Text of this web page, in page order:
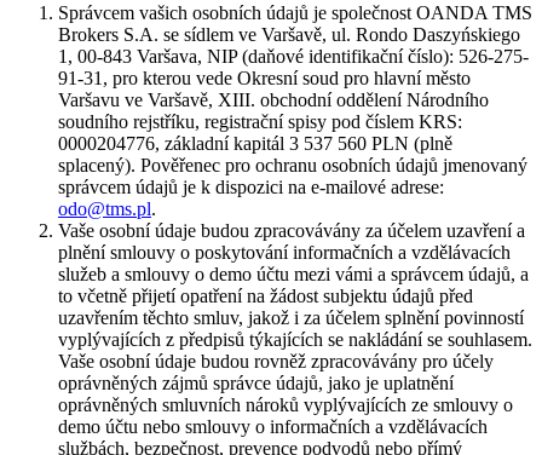
Správcem vašich osobních údajů je společnost OANDA TMS
Brokers S.A. se sídlem ve Varšavě, ul. Rondo Daszyńskiego
1, 00-843 Varšava, NIP (daňové identifikační číslo): 526-275-
91-31, pro kterou vede Okresní soud pro hlavní město
Varšavu ve Varšavě, XIII. obchodní oddělení Národního
soudního rejstříku, registrační spisy pod číslem KRS:
0000204776, základní kapitál 3 537 560 PLN (plně
splacený). Pověřenec pro ochranu osobních údajů jmenovaný
správcem údajů je k dispozici na e-mailové adrese:
odo@tms.pl.
Vaše osobní údaje budou zpracovávány za účelem uzavření a
plnění smlouvy o poskytování informačních a vzdělávacích
služeb a smlouvy o demo účtu mezi vámi a správcem údajů, a
to včetně přijetí opatření na žádost subjektu údajů před
uzavřením těchto smluv, jakož i za účelem splnění povinností
vyplývajících z předpisů týkajících se nakládání se souhlasem.
Vaše osobní údaje budou rovněž zpracovávány pro účely
oprávněných zájmů správce údajů, jako je uplatnění
oprávněných smluvních nároků vyplývajících ze smlouvy o
demo účtu nebo smlouvy o informačních a vzdělávacích
službách, bezpečnost, prevence podvodů nebo přímý